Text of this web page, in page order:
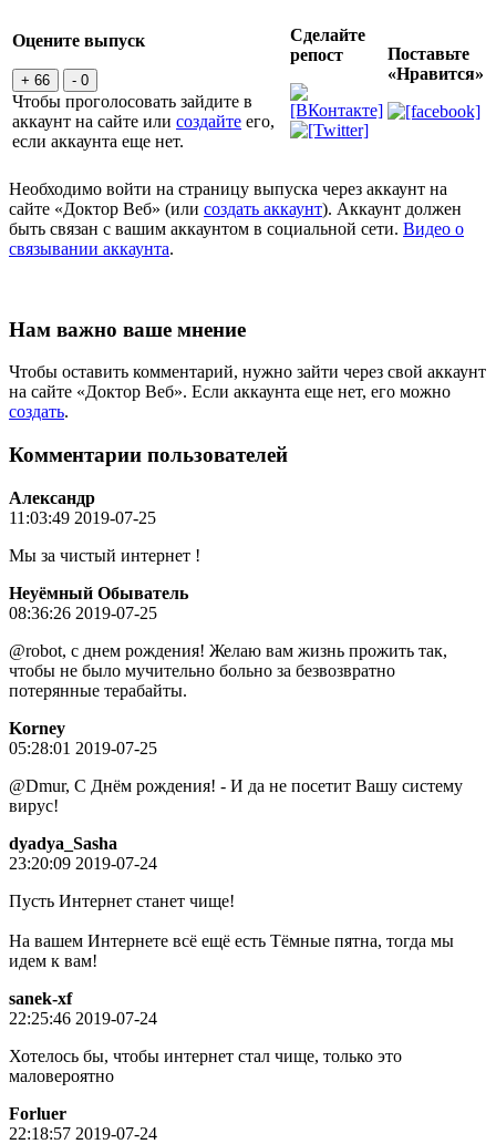
Оцените выпуск
+ 66 - 0
Чтобы проголосовать зайдите в
аккаунт на сайте или создайте его,
если аккаунта еще нет.
Сделайте
репост
Поставьте
«Нравится»
Необходимо войти на страницу выпуска через аккаунт на
сайте «Доктор Веб» (или создать аккаунт). Аккаунт должен
быть связан с вашим аккаунтом в социальной сети. Видео о
связывании аккаунта.
Нам важно ваше мнение
Чтобы оставить комментарий, нужно зайти через свой аккаунт
на сайте «Доктор Веб». Если аккаунта еще нет, его можно
создать.
Комментарии пользователей
Александр
11:03:49 2019-07-25
Мы за чистый интернет !
Неуёмный Обыватель
08:36:26 2019-07-25
@robot, с днем рождения! Желаю вам жизнь прожить так,
чтобы не было мучительно больно за безвозвратно
потерянные терабайты.
Korney
05:28:01 2019-07-25
@Dmur, С Днём рождения! - И да не посетит Вашу систему
вирус!
dyadya_Sasha
23:20:09 2019-07-24
Пусть Интернет станет чище!
На вашем Интернете всё ещё есть Тёмные пятна, тогда мы
идем к вам!
sanek-xf
22:25:46 2019-07-24
Хотелось бы, чтобы интернет стал чище, только это
маловероятно
Forluer
22:18:57 2019-07-24